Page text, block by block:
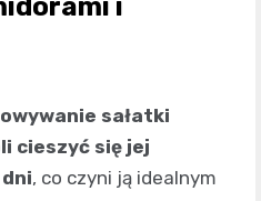
i
sałatki
cieszyć się jej
, co czyni ją idealnym